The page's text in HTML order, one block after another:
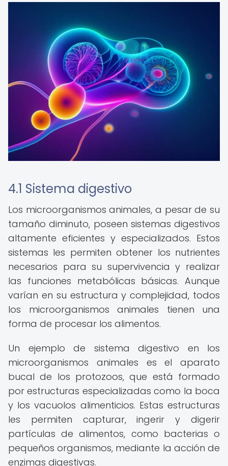
4.1 Sistema digestivo
Los microorganismos animales, a pesar de su
tamaño diminuto, poseen sistemas digestivos
altamente eficientes y especializados. Estos
sistemas les permiten obtener los nutrientes
necesarios para su supervivencia y realizar
las funciones metabólicas básicas. Aunque
varían en su estructura y complejidad, todos
los microorganismos animales tienen una
forma de procesar los alimentos.
Un ejemplo de sistema digestivo en los
microorganismos animales es el aparato
bucal de los protozoos, que está formado
por estructuras especializadas como la boca
y los vacuolos alimenticios. Estas estructuras
les permiten capturar, ingerir y digerir
partículas de alimentos, como bacterias o
pequeños organismos, mediante la acción de
enzimas digestivas.